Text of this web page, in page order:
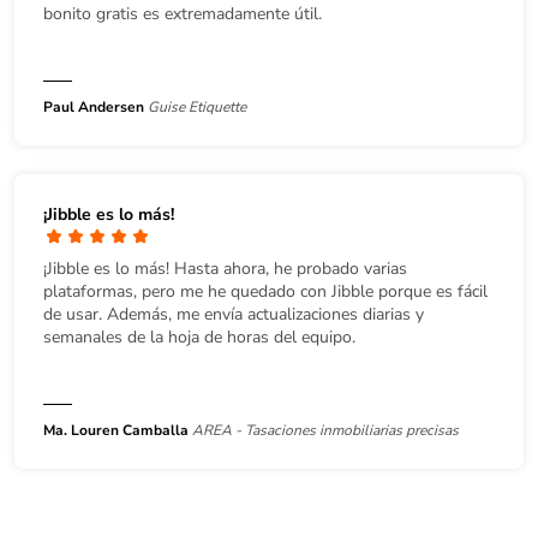
bonito gratis es extremadamente útil.
Paul Andersen Guise Etiquette
¡Jibble es lo más!
¡Jibble es lo más! Hasta ahora, he probado varias
plataformas, pero me he quedado con Jibble porque es fácil
de usar. Además, me envía actualizaciones diarias y
semanales de la hoja de horas del equipo.
Ma. Louren Camballa AREA - Tasaciones inmobiliarias precisas